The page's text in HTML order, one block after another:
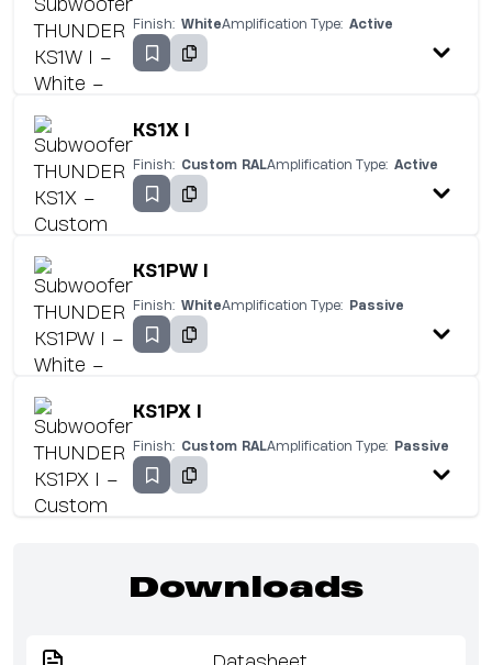
Finish: WhiteAmplification Type: Active
KS1X I
Finish: Custom RALAmplification Type: Active
KS1PW I
Finish: WhiteAmplification Type: Passive
KS1PX I
Finish: Custom RALAmplification Type: Passive
Downloads